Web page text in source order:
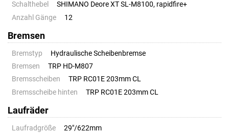
Schalthebel
SHIMANO Deore XT SL-M8100, rapidfire+
Anzahl Gänge
12
Bremsen
Bremstyp
Hydraulische Scheibenbremse
Bremsen
TRP HD-M807
Bremsscheiben
TRP RC01E 203mm CL
Bremsscheibe hinten
TRP RC01E 203mm CL
Laufräder
Laufradgröße
29"/622mm